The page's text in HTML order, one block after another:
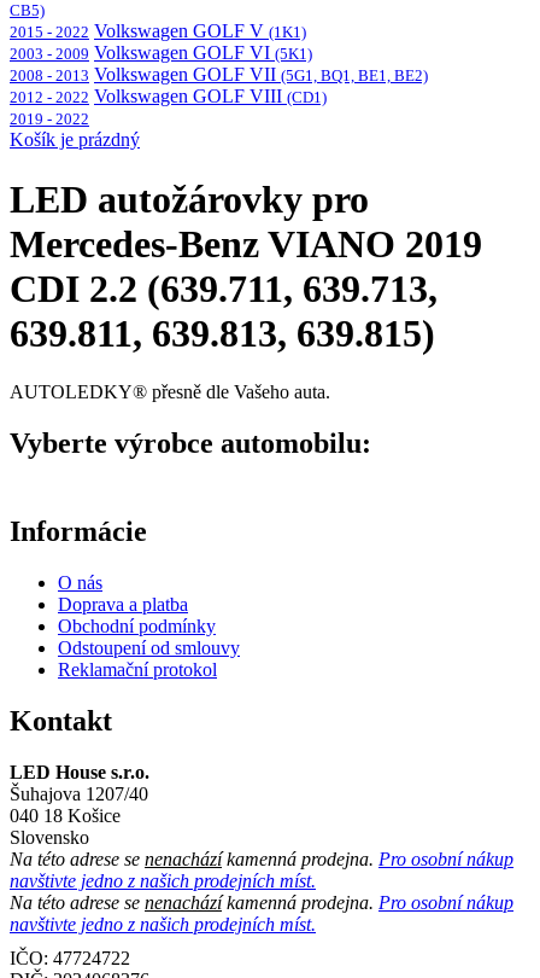
CB5)
2015 - 2022 Volkswagen GOLF V (1K1)
2003 - 2009 Volkswagen GOLF VI (5K1)
2008 - 2013 Volkswagen GOLF VII (5G1, BQ1, BE1, BE2)
2012 - 2022 Volkswagen GOLF VIII (CD1)
2019 - 2022
Košík je prázdný
LED autožárovky pro
Mercedes-Benz VIANO 2019
CDI 2.2 (639.711, 639.713,
639.811, 639.813, 639.815)
AUTOLEDKY® přesně dle Vašeho auta.
Vyberte výrobce automobilu:
Informácie
O nás
Doprava a platba
Obchodní podmínky
Odstoupení od smlouvy
Reklamační protokol
Kontakt
LED House s.r.o.
Šuhajova 1207/40
040 18 Košice
Slovensko
Na této adrese se nenacházíkamenná prodejna. Pro osobní nákup
navštivte jedno z našich prodejních míst.
Na této adrese se nenacházíkamenná prodejna. Pro osobní nákup
navštivte jedno z našich prodejních míst.
IČO: 47724722